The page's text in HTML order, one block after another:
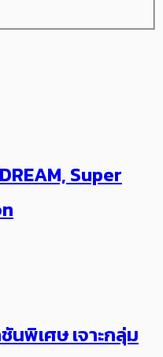
Super
นพิเศษ เจาะกลุ่ม